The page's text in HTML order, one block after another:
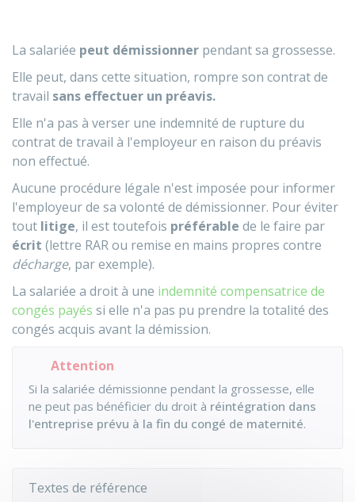
La salariée peut démissionner pendant sa grossesse.
Elle peut, dans cette situation, rompre son contrat de
travail sans effectuer un préavis.
Elle n'a pas à verser une indemnité de rupture du
contrat de travail à l'employeur en raison du préavis
non effectué.
Aucune procédure légale n'est imposée pour informer
l'employeur de sa volonté de démissionner. Pour éviter
tout litige, il est toutefois préférable de le faire par
écrit (lettre RARou remise en mains propres contre
décharge, par exemple).
La salariée a droit à une indemnité compensatrice de
congés payés si elle n'a pas pu prendre la totalité des
congés acquis avant la démission.
Attention
Si la salariée démissionne pendant la grossesse, elle
ne peut pas bénéficier du droit à réintégration dans
l'entreprise prévu à la fin du congé de maternité.
Textes de référence